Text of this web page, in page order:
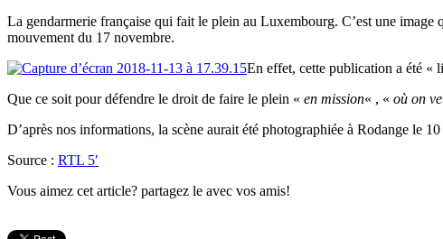
La gendarmerie française qui fait le plein au Luxembourg. C’est une
mouvement du 17 novembre.
En effet, cette publication a été «
Que ce soit pour défendre le droit de faire le plein « en mission« , « où on
D’après nos informations, la scène aurait été photographiée à Rodange le
Source : RTL 5′
Vous aimez cet article? partagez le avec vos amis!